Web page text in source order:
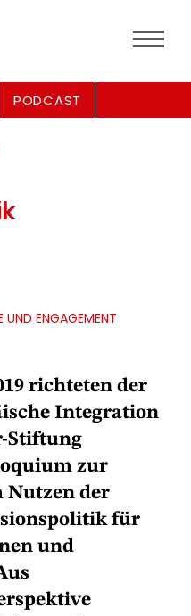
PODCAST
UND ENGAGEMENT
richteten der
Integration
Stiftung
zur
Nutzen der
für
und